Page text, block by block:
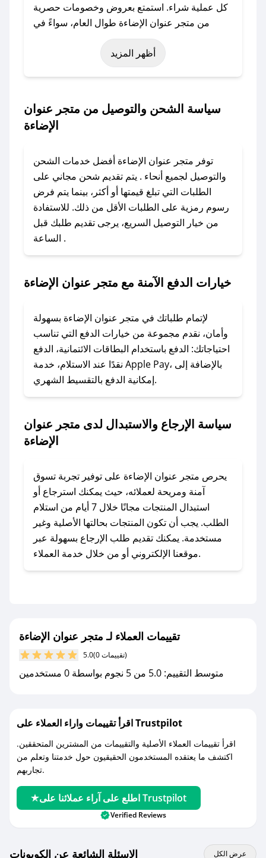
كل عملية شراء. استمتع بعروض وخصومات حصرية
من متجر عنوان الإضاءة طوال العام، سواءً في
المناسبات مثل عيد الفطر، عيد الأضحى، الجمعة
البيضاء (شهر نوفمبر)، رمضان، اليوم الوطني، يوم
التأسيس، أو حتى عروض خاصة أخرى.
الإضاءة؟
باستخدام تطبيق صحصح، يمكنك العثور بسهولة على
الكوبون، تواصل معنا عبر تويتر أو البريد الإلكتروني
لإضافته بسرعة.
### كيفية استخدام كود خصم متجر عنوان الإضاءة؟
1. انسخ كود الخصم من تطبيق صحصح.
2. الصقه في خانة الدفع عند التسوق من متجر عنوان
الإضاءة.
### ماذا أفعل إذا لم يعمل كود الخصم؟
الرسائل الخاصة على تويتر أو البريد الإلكتروني،
وسنقوم بحل المشكلة في أسرع وقت ممكن.
### ماذا أفعل إذا لم أجد كود خصم لمتجري
المفضل؟
في حال عدم توفر كوبونات لمتجرك المفضل، يمكنك
أسرع وقت ممكن.
متجر عنوان الإضاءة؟
للحصول على كوبونات وخصومات حصرية، قم بما
يلي:
الإضاءة في تطبيق صحصح.
- تابع حسابنا الرسمي على تويتر وقم بتفعيل زر
أظهر المزيد
سياسة الشحن والتوصيل من متجر عنوان
الإضاءة
توفر متجر عنوان الإضاءة أفضل خدمات الشحن
والتوصيل لجميع أنحاء . يتم تقديم شحن مجاني على
الطلبات التي تبلغ قيمتها أو أكثر، بينما يتم فرض
رسوم رمزية على الطلبات الأقل من ذلك. للاستفادة
من خيار التوصيل السريع، يرجى تقديم طلبك قبل
الساعة .
خيارات الدفع الآمنة مع متجر عنوان الإضاءة
لإتمام طلباتك في متجر عنوان الإضاءة بسهولة
وأمان، نقدم مجموعة من خيارات الدفع التي تناسب
احتياجاتك: الدفع باستخدام البطاقات الائتمانية، الدفع
نقدًا عند الاستلام، خدمة Apple Pay، بالإضافة إلى
إمكانية الدفع بالتقسيط الشهري.
سياسة الإرجاع والاستبدال لدى متجر عنوان
الإضاءة
يحرص متجر عنوان الإضاءة على توفير تجربة تسوق
آمنة ومريحة لعملائه، حيث يمكنك استرجاع أو
استبدال المنتجات مجانًا خلال 7 أيام من استلام
الطلب. يجب أن تكون المنتجات بحالتها الأصلية وغير
مستخدمة. يمكنك تقديم طلب الإرجاع بسهولة عبر
موقعنا الإلكتروني أو من خلال خدمة العملاء.
تقييمات العملاء لـ متجر عنوان الإضاءة
5.0 (0 تقييمات)
متوسط التقييم: 5.0 من 5 نجوم بواسطة 0 مستخدمين
اقرأ تقييمات واراء العملاء على Trustpilot
اقرأ تقييمات العملاء الأصلية والتقييمات من المشترين المتحققين.
اكتشف ما يعتقده المستخدمون الحقيقيون حول خدمتنا وتعلم من
تجاربهم.
اطلع على آراء عملائنا على Trustpilot
Verified Reviews
الاسئلة الشائعة عن الكوبونات عرض الكل